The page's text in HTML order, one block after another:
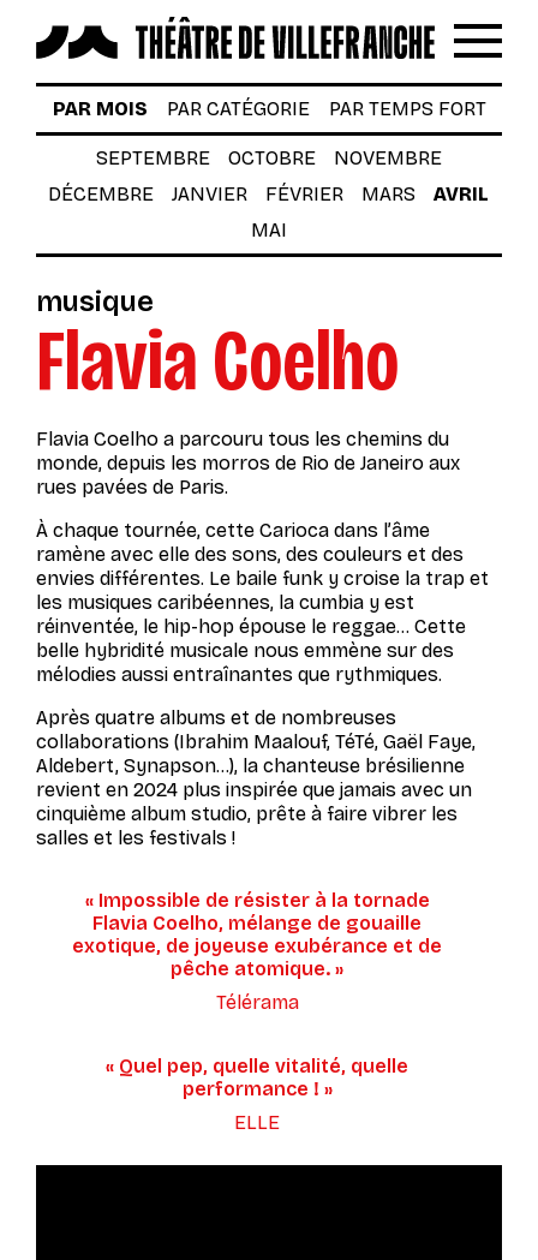
Menu
LES SPECTACLES
AUTOUR DES SPECTACLES
LE THÉÂTRE
ACTUALITÉS
BILLETTERIE
VOTRE VENUE AU THÉÂTRE
S’INSCRIRE À LA NEWSLETTER
Billetterie
PAR MOIS PAR CATÉGORIE PAR TEMPS FORT
SEPTEMBRE OCTOBRE
NOVEMBRE
DÉCEMBRE
JANVIER FÉVRIER MARS
AVRIL
MAI
musique
Flavia Coelho
Flavia Coelho a parcouru tous les chemins du
monde, depuis les morros de Rio de Janeiro aux
rues pavées de Paris.
À chaque tournée, cette Carioca dans l’âme
ramène avec elle des sons, des couleurs et des
envies différentes. Le baile funk y croise la trap et
les musiques caribéennes, la cumbia y est
réinventée, le hip-hop épouse le reggae… Cette
belle hybridité musicale nous emmène sur des
mélodies aussi entraînantes que rythmiques.
Après quatre albums et de nombreuses
collaborations (Ibrahim Maalouf, TéTé, Gaël Faye,
Aldebert, Synapson...), la chanteuse brésilienne
revient en 2024 plus inspirée que jamais avec un
cinquième album studio, prête à faire vibrer les
salles et les festivals !
« Impossible de résister à la tornade
Flavia Coelho, mélange de gouaille
exotique, de joyeuse exubérance et de
pêche atomique. »
Télérama
« Quel pep, quelle vitalité, quelle
performance ! »
ELLE